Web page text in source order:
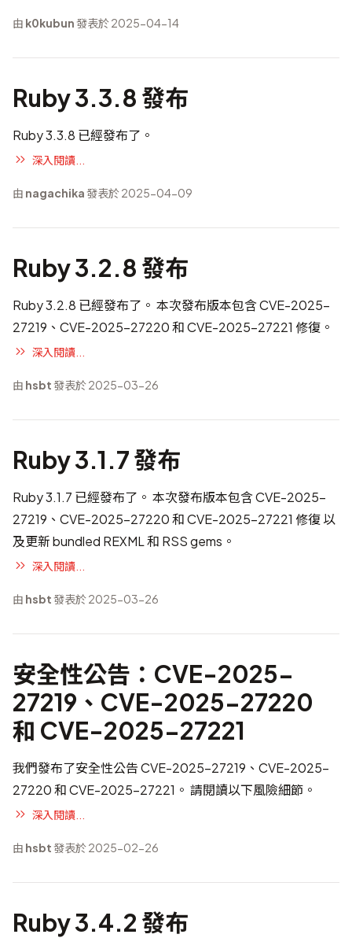
由 k0kubun發表於 2025-04-14
Ruby 3.3.8 發布
Ruby 3.3.8 已經發布了。
深入閱讀...
由 nagachika發表於 2025-04-09
Ruby 3.2.8 發布
Ruby 3.2.8 已經發布了。 本次發布版本包含CVE-2025-
27219、CVE-2025-27220 和 CVE-2025-27221 修復 。
深入閱讀...
由 hsbt發表於 2025-03-26
Ruby 3.1.7 發布
Ruby 3.1.7 已經發布了。 本次發布版本包含CVE-2025-
27219、CVE-2025-27220 和 CVE-2025-27221 修復以
及更新 bundled REXML 和 RSS gems。
深入閱讀...
由 hsbt發表於 2025-03-26
安全性公告：CVE-2025-
27219、CVE-2025-27220
和 CVE-2025-27221
我們發布了安全性公告 CVE-2025-27219、CVE-2025-
27220 和 CVE-2025-27221。 請閱讀以下風險細節。
深入閱讀...
由 hsbt發表於 2025-02-26
Ruby 3.4.2 發布